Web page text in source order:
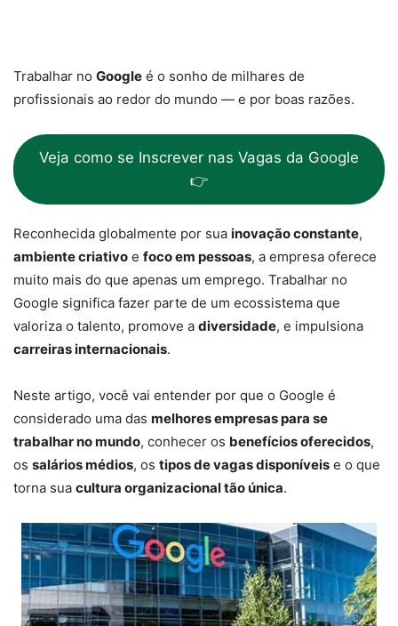
Trabalhar no Google é o sonho de milhares de
profissionais ao redor do mundo — e por boas razões.
Veja como se Inscrever nas Vagas da Google
👉
Reconhecida globalmente por sua inovação constante,
ambiente criativo e foco em pessoas, a empresa oferece
muito mais do que apenas um emprego. Trabalhar no
Google significa fazer parte de um ecossistema que
valoriza o talento, promove a diversidade, e impulsiona
carreiras internacionais.
Neste artigo, você vai entender por que o Google é
considerado uma das melhores empresas para se
trabalhar no mundo, conhecer os benefícios oferecidos,
os salários médios, os tipos de vagas disponíveis e o que
torna sua cultura organizacional tão única.